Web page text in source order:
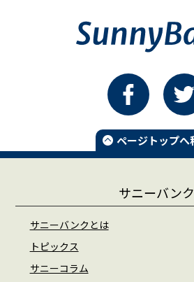
ページトップへ
サニーバンク
サニーバンクとは
トピックス
サニーコラム